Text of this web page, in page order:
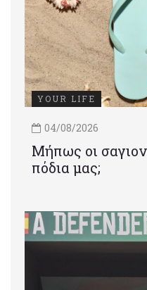
YOUR LIFE
04/08/2026
Μήπως οι
πόδια μας;